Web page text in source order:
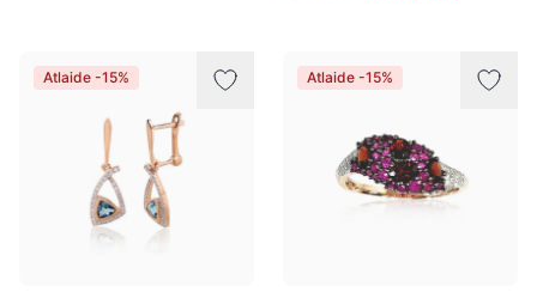
Atlaide -15% Atlaide -15%